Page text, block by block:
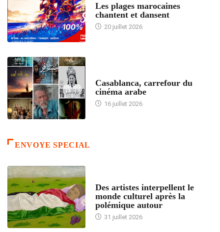
Les plages marocaines
chantent et dansent
20 juillet 2026
Casablanca, carrefour du
cinéma arabe
16 juillet 2026
ENVOYE SPECIAL
Des artistes interpellent le
monde culturel après la
polémique autour
31 juillet 2026